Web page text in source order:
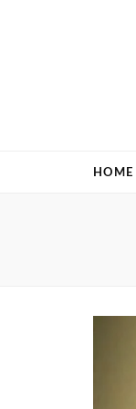
HOME